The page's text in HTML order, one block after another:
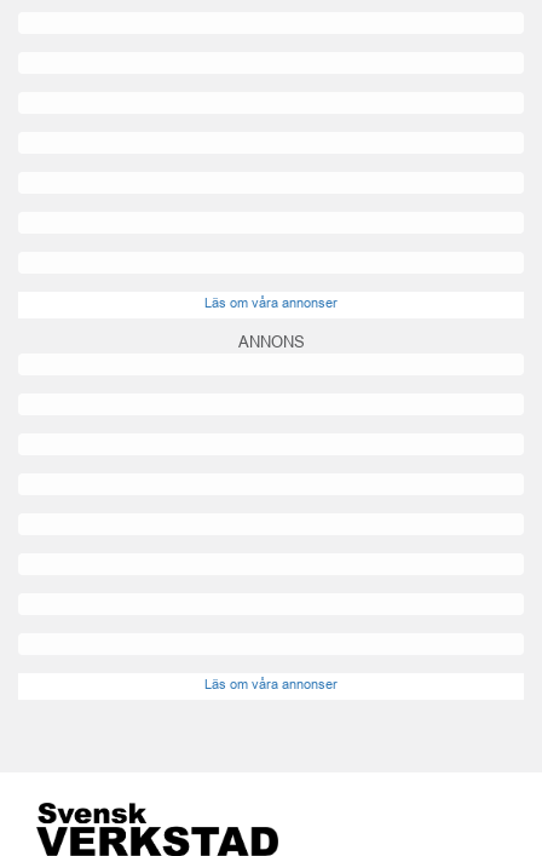
Läs om våra annonser
ANNONS
Läs om våra annonser